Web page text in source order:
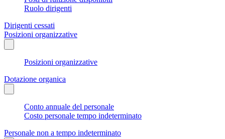
Ruolo dirigenti
Dirigenti cessati
Posizioni organizzative
Posizioni organizzative
Dotazione organica
Conto annuale del personale
Costo personale tempo indeterminato
Personale non a tempo indeterminato